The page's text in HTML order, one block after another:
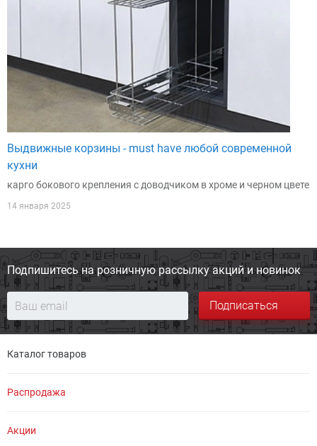
Выдвижные корзины - must have любой современной
кухни
карго бокового крепления с доводчиком в хроме и черном цвете
14 января 2025
Подпишитесь на розничную рассылку акций и новинок
Подписаться
Каталог товаров
Распродажа
Акции